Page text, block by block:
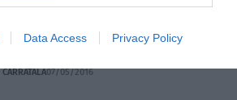
Data Access Privacy Policy
en la izquierda por la encuesta
07/05/2016